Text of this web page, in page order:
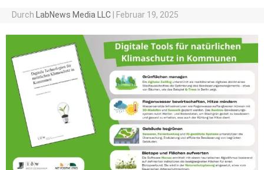
Durch LabNews Media LLC | Februar 19, 2025